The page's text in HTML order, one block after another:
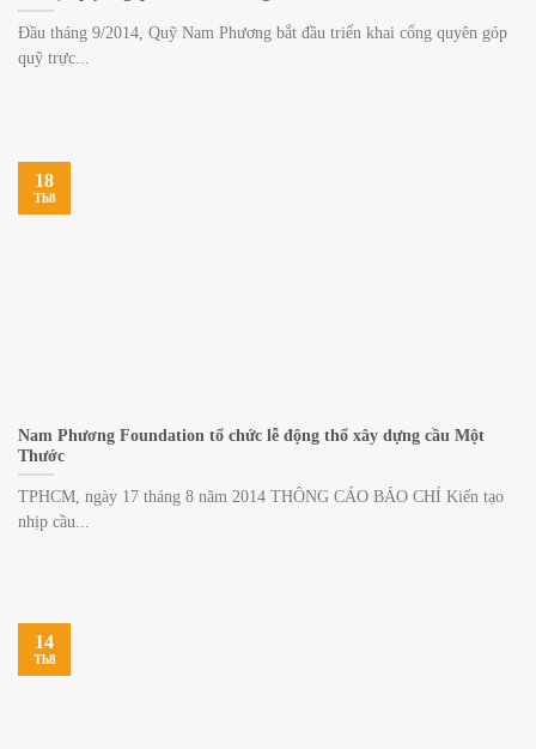
Đầu tháng 9/2014, Quỹ Nam Phương bắt đầu triển khai cổng quyên góp
quỹ trực...
Nam Phương Foundation tổ chức lễ động thổ xây dựng cầu Một
Thước
TPHCM, ngày 17 tháng 8 năm 2014 THÔNG CÁO BÁO CHÍ Kiến tạo
nhịp cầu...
18
Th8
14
Th8